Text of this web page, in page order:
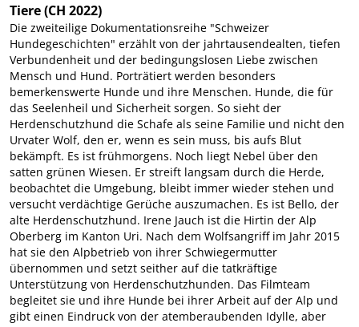
Tiere(CH 2022)
Die zweiteilige Dokumentationsreihe "Schweizer
Hundegeschichten" erzählt von der jahrtausendealten, tiefen
Verbundenheit und der bedingungslosen Liebe zwischen
Mensch und Hund. Porträtiert werden besonders
bemerkenswerte Hunde und ihre Menschen. Hunde, die für
das Seelenheil und Sicherheit sorgen. So sieht der
Herdenschutzhund die Schafe als seine Familie und nicht den
Urvater Wolf, den er, wenn es sein muss, bis aufs Blut
bekämpft. Es ist frühmorgens. Noch liegt Nebel über den
satten grünen Wiesen. Er streift langsam durch die Herde,
beobachtet die Umgebung, bleibt immer wieder stehen und
versucht verdächtige Gerüche auszumachen. Es ist Bello, der
alte Herdenschutzhund. Irene Jauch ist die Hirtin der Alp
Oberberg im Kanton Uri. Nach dem Wolfsangriff im Jahr 2015
hat sie den Alpbetrieb von ihrer Schwiegermutter
übernommen und setzt seither auf die tatkräftige
Unterstützung von Herdenschutzhunden. Das Filmteam
begleitet sie und ihre Hunde bei ihrer Arbeit auf der Alp und
gibt einen Eindruck von der atemberaubenden Idylle, aber